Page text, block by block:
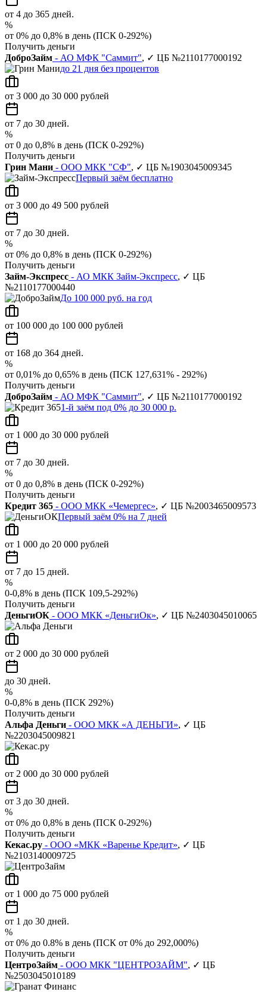
от 4 до 365 дней.
%
от 0% до 0,8% в день (ПСК 0-292%)
Получить деньги
ДоброЗайм - АО МФК "Саммит", ✓ ЦБ №2110177000192
до 21 дня без процентов
от 3 000 до 30 000 рублей
от 7 до 30 дней.
%
от 0 до 0,8% в день (ПСК 0-292%)
Получить деньги
Грин Мани - ООО МКК "СФ", ✓ ЦБ №1903045009345
Первый заём бесплатно
от 3 000 до 49 500 рублей
от 7 до 30 дней.
%
от 0% до 0,8% в день (ПСК 0-292%)
Получить деньги
Займ-Экспресс - АО МКК Займ-Экспресс, ✓ ЦБ
№2110177000440
До 100 000 руб. на год
от 100 000 до 100 000 рублей
от 168 до 364 дней.
%
от 0,01% до 0,65% в день (ПСК 127,631% - 292%)
Получить деньги
ДоброЗайм - АО МФК "Саммит", ✓ ЦБ №2110177000192
1-й заём под 0% до 30 000 р.
от 1 000 до 30 000 рублей
от 7 до 30 дней.
%
от 0 до 0,8% в день (ПСК 0-292%)
Получить деньги
Кредит 365 - ООО МКК «Чемергес», ✓ ЦБ №2003465009573
Первый заём 0% на 7 дней
от 1 000 до 20 000 рублей
от 7 до 15 дней.
%
0-0,8% в день (ПСК 109,5-292%)
Получить деньги
ДеньгиОК - ООО МКК «ДеньгиОк», ✓ ЦБ №2403045010065
от 2 000 до 30 000 рублей
до 30 дней.
%
0-0,8% в день (ПСК 292%)
Получить деньги
Альфа Деньги - ООО МКК «А ДЕНЬГИ», ✓ ЦБ
№2203045009821
от 2 000 до 30 000 рублей
от 3 до 30 дней.
%
от 0% до 0,8% в день (ПСК 0-292%)
Получить деньги
Кекас.ру - ООО «МКК «Варенье Кредит», ✓ ЦБ
№2103140009725
от 1 000 до 75 000 рублей
от 1 до 30 дней.
%
от 0% до 0.8% в день (ПСК от 0% до 292,000%)
Получить деньги
ЦентроЗайм - ООО МКК "ЦЕНТРОЗАЙМ", ✓ ЦБ
№2503045010189